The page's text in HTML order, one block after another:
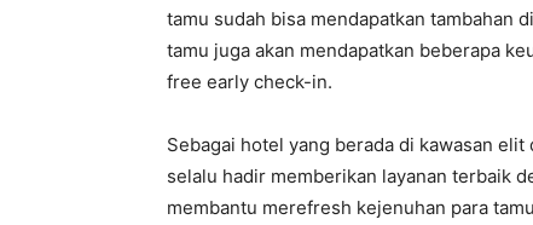
tamu sudah bisa mendapatkan tambahan
tamu juga akan mendapatkan beberapa
free early check-in.
Sebagai hotel yang berada di kawasan
selalu hadir memberikan layanan terbaik
membantu merefresh kejenuhan para